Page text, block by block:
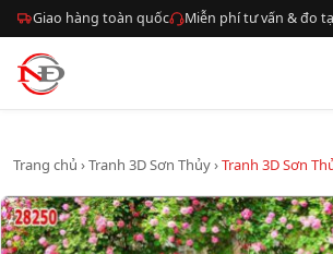
Giao hàng toàn quốc Miễn phí tư vấn & đo
Trang chủ ›Tranh 3D Sơn Thủy›Tranh 3D Sơn